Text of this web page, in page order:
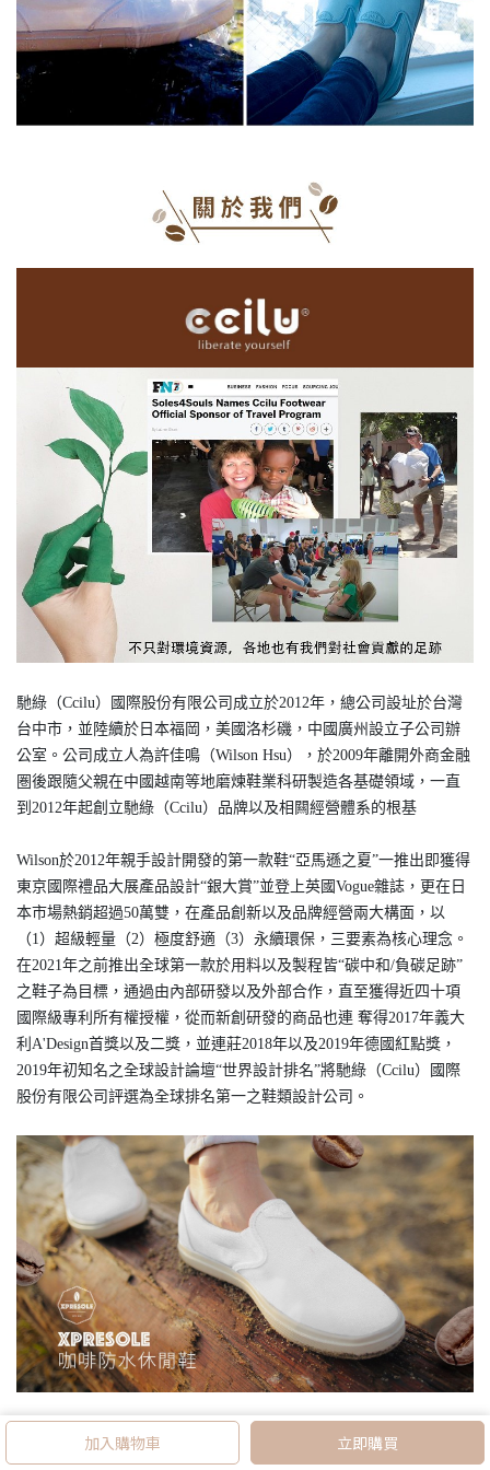
加入購物車 立即購買
馳綠（Ccilu）國際股份有限公司成立於2012年，總公司設址於台灣
台中市，並陸續於日本福岡，美國洛杉磯，中國廣州設立子公司辦
公室。公司成立人為許佳鳴（Wilson Hsu），於2009年離開外商金融
圏後跟隨父親在中國越南等地磨煉鞋業科研製造各基礎領域，一直
到2012年起創立馳綠（Ccilu）品牌以及相闗經營體系的根基
Wilson於2012年親手設計開發的第一款鞋“亞馬遜之夏”一推出即獲得
東京國際禮品大展產品設計“銀大賞”並登上英國Vogue雜誌，更在日
本市場熱銷超過50萬雙，在產品創新以及品牌經營兩大構面，以
（1）超級輕量（2）極度舒適（3）永續環保，三要素為核心理念。
在2021年之前推出全球第一款於用料以及製程皆“碳中和/負碳足跡”
之鞋子為目標，通過由內部研發以及外部合作，直至獲得近四十項
國際級專利所有權授權，從而新創研發的商品也連 奪得2017年義大
利A'Design首獎以及二獎，並連莊2018年以及2019年德國紅點獎，
2019年初知名之全球設計論壇“世界設計排名”將馳綠（Ccilu）國際
股份有限公司評選為全球排名第一之鞋類設計公司。